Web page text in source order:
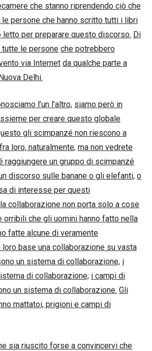
che stanno riprendendo ciò che
le persone che hanno scritto tutti i libri
letto per preparare questo discorso. Di
le persone che potrebbero
via Internet da qualche parte a
Delhi.
l’un l’altro, siamo però in
per creare questo globale
gli scimpanzé non riescono a
loro, naturalmente, ma non vedrete
raggiungere un gruppo di scimpanzé
discorso sulle banane o gli elefanti, o
di interesse per questi
collaborazione non porta solo a cose
orribili che gli uomini hanno fatto nella
fatte alcune di veramente
loro base una collaborazione su vasta
un sistema di collaborazione, i
di collaborazione; i campi di
un sistema di collaborazione. Gli
mattatoi, prigioni e campi di
sia riuscito forse a convincervi che